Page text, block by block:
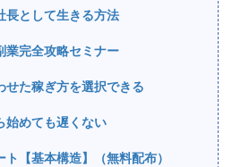
長として生きる方法
業完全攻略セミナー
せた稼ぎ方を選択できる
始めても遅くない
【基本構造】（無料配布）